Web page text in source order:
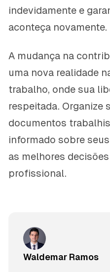
indevidamente e
aconteça novamente.
A mudança na
uma nova realidade
trabalho, onde sua
respeitada. Organize
documentos
informado sobre
as melhores
profissional.
Waldemar Ramos